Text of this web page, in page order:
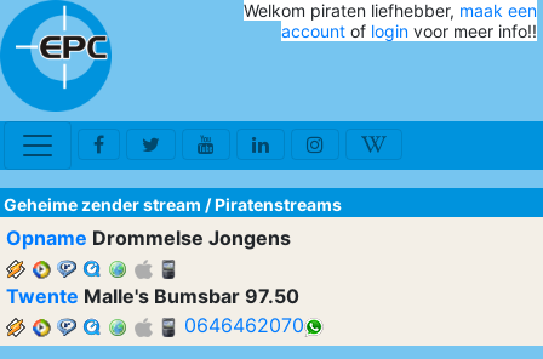
Welkom piraten liefhebber, maak een
account of login voor meer info!!
Geheime zender stream /Piratenstreams
Opname Drommelse Jongens
Twente Malle's Bumsbar 97.50
0646462070